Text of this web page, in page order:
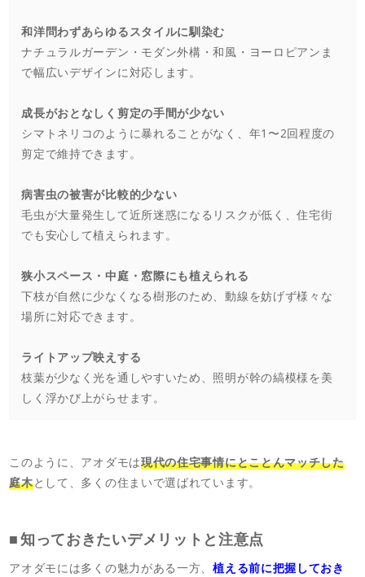
和洋問わずあらゆるスタイルに馴染む
ナチュラルガーデン・モダン外構・和風・ヨーロピアンま
で幅広いデザインに対応します。
成長がおとなしく剪定の手間が少ない
シマトネリコのように暴れることがなく、年1〜2回程度の
剪定で維持できます。
病害虫の被害が比較的少ない
毛虫が大量発生して近所迷惑になるリスクが低く、住宅街
でも安心して植えられます。
狭小スペース・中庭・窓際にも植えられる
下枝が自然に少なくなる樹形のため、動線を妨げず様々な
場所に対応できます。
ライトアップ映えする
枝葉が少なく光を通しやすいため、照明が幹の縞模様を美
しく浮かび上がらせます。
このように、アオダモは現代の住宅事情にとことんマッチした
庭木として、多くの住まいで選ばれています。
知っておきたいデメリットと注意点
アオダモには多くの魅力がある一方、植える前に把握しておき